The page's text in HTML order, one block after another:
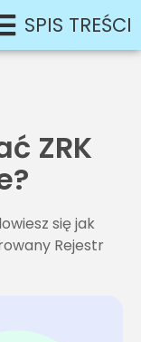
SPIS TREŚCI
ZRK
się jak
Rejestr